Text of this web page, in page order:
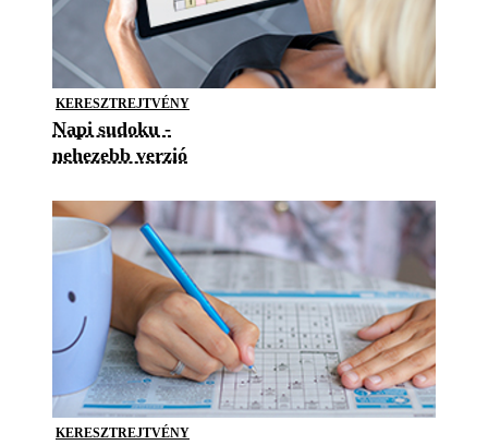
KERESZTREJTVÉNY
Napi sudoku -
nehezebb verzió
KERESZTREJTVÉNY